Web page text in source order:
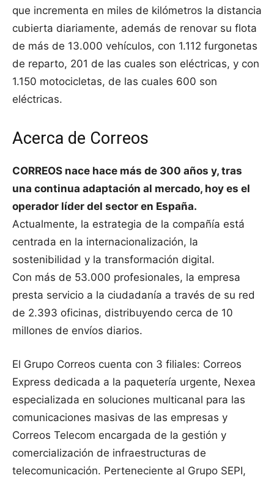
que incrementa en miles de kilómetros la distancia
cubierta diariamente, además de renovar su flota
de más de 13.000 vehículos, con 1.112 furgonetas
de reparto, 201 de las cuales son eléctricas, y con
1.150 motocicletas, de las cuales 600 son
eléctricas.
Acerca de Correos
CORREOS nace hace más de 300 años y, tras
una continua adaptación al mercado, hoy es el
operador líder del sector en España.
Actualmente, la estrategia de la compañía está
centrada en la internacionalización, la
sostenibilidad y la transformación digital.
Con más de 53.000 profesionales, la empresa
presta servicio a la ciudadanía a través de su red
de 2.393 oficinas, distribuyendo cerca de 10
millones de envíos diarios.
El Grupo Correos cuenta con 3 filiales: Correos
Express dedicada a la paquetería urgente, Nexea
especializada en soluciones multicanal para las
comunicaciones masivas de las empresas y
Correos Telecom encargada de la gestión y
comercialización de infraestructuras de
telecomunicación. Perteneciente al Grupo SEPI,